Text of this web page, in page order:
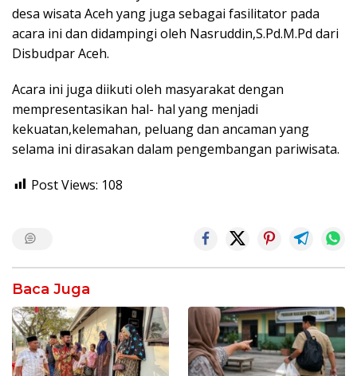
desa wisata Aceh yang juga sebagai fasilitator pada
acara ini dan didampingi oleh Nasruddin,S.Pd.M.Pd dari
Disbudpar Aceh.
Acara ini juga diikuti oleh masyarakat dengan
mempresentasikan hal- hal yang menjadi
kekuatan,kelemahan, peluang dan ancaman yang
selama ini dirasakan dalam pengembangan pariwisata.
Post Views: 108
Baca Juga